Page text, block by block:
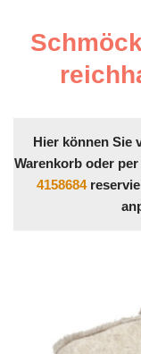
Hier können Sie
Warenkorb oder per
4158684